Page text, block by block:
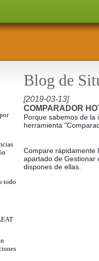
Blog de
todo
[2019-03-13]
COMPARADOR
Porque sabemos de la
herramienta
Compare rápidamente
apartado de Gestionar
dispones de ellas.